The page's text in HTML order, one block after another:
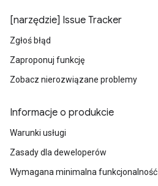
[narzędzie] Issue Tracker
Zgłoś błąd
Zaproponuj funkcję
Zobacz nierozwiązane problemy
Informacje o produkcie
Warunki usługi
Zasady dla deweloperów
Wymagana minimalna funkcjonalność